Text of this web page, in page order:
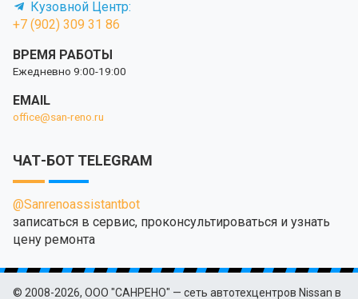
Кузовной Центр:
+7 (902) 309 31 86
ВРЕМЯ РАБОТЫ
Ежедневно 9:00-19:00
EMAIL
office@san-reno.ru
ЧАТ-БОТ TELEGRAM
@Sanrenoassistantbot
записаться в сервис, проконсультироваться и узнать
цену ремонта
© 2008-2026, ООО "САНРЕНО" — сеть автотехцентров Nissan в